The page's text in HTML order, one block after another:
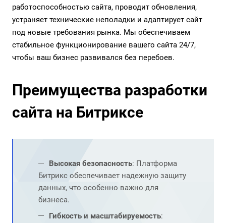
работоспособностью сайта, проводит обновления,
устраняет технические неполадки и адаптирует сайт
под новые требования рынка. Мы обеспечиваем
стабильное функционирование вашего сайта 24/7,
чтобы ваш бизнес развивался без перебоев.
Преимущества разработки
сайта на Битриксе
Высокая безопасность: Платформа
Битрикс обеспечивает надежную защиту
данных, что особенно важно для
бизнеса.
Гибкость и масштабируемость: